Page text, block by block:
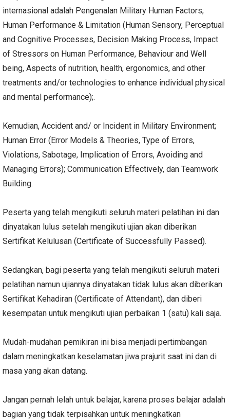
internasional adalah Pengenalan Military Human Factors;
Human Performance & Limitation (Human Sensory, Perceptual
and Cognitive Processes, Decision Making Process, Impact
of Stressors on Human Performance, Behaviour and Well
being, Aspects of nutrition, health, ergonomics, and other
treatments and/or technologies to enhance individual physical
and mental performance);.
Kemudian, Accident and/ or Incident in Military Environment;
Human Error (Error Models & Theories, Type of Errors,
Violations, Sabotage, Implication of Errors, Avoiding and
Managing Errors); Communication Effectively, dan Teamwork
Building.
Peserta yang telah mengikuti seluruh materi pelatihan ini dan
dinyatakan lulus setelah mengikuti ujian akan diberikan
Sertifikat Kelulusan (Certificate of Successfully Passed).
Sedangkan, bagi peserta yang telah mengikuti seluruh materi
pelatihan namun ujiannya dinyatakan tidak lulus akan diberikan
Sertifikat Kehadiran (Certificate of Attendant), dan diberi
kesempatan untuk mengikuti ujian perbaikan 1 (satu) kali saja.
Mudah-mudahan pemikiran ini bisa menjadi pertimbangan
dalam meningkatkan keselamatan jiwa prajurit saat ini dan di
masa yang akan datang.
Jangan pernah lelah untuk belajar, karena proses belajar adalah
bagian yang tidak terpisahkan untuk meningkatkan